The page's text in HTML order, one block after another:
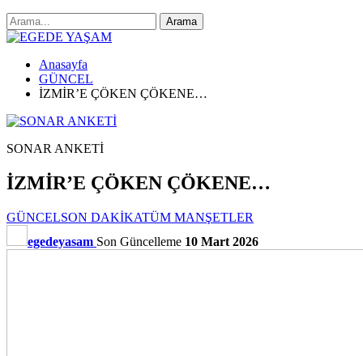
Anasayfa
GÜNCEL
İZMİR’E ÇÖKEN ÇÖKENE…
SONAR ANKETİ
İZMİR’E ÇÖKEN ÇÖKENE…
GÜNCELSON DAKİKATÜM MANŞETLER
egedeyasam Son Güncelleme 10 Mart 2026